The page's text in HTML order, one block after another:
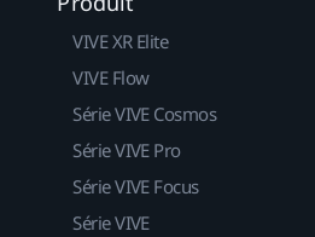
VIVE XR Elite
VIVE Flow
Série VIVE Cosmos
Série VIVE Pro
Série VIVE Focus
Série VIVE